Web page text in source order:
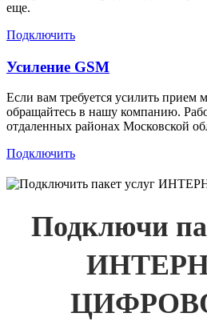
еще.
Подключить
Усиление GSM
Если вам требуется усилить прием
обращайтесь в нашу компанию.
отдаленных районах Московской
Подключить
Подключи